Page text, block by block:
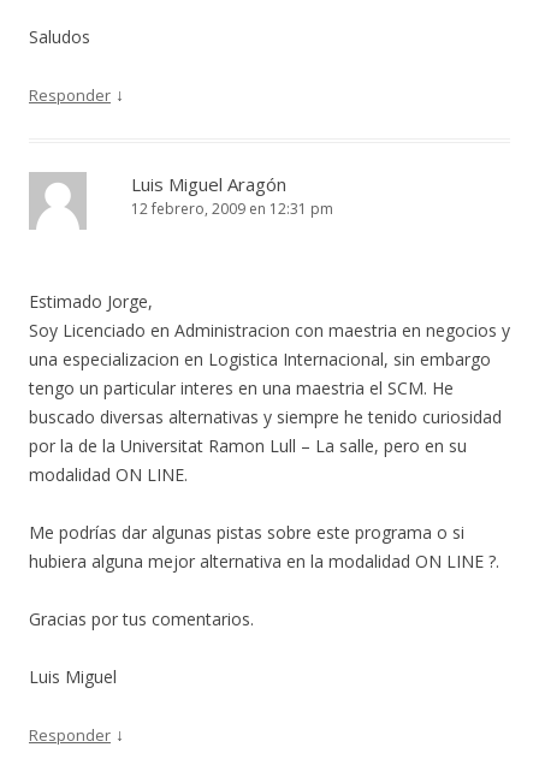
Saludos
Responder ↓
Luis Miguel Aragón
12 febrero, 2009 en 12:31 pm
Estimado Jorge,
Soy Licenciado en Administracion con maestria en negocios y
una especializacion en Logistica Internacional, sin embargo
tengo un particular interes en una maestria el SCM. He
buscado diversas alternativas y siempre he tenido curiosidad
por la de la Universitat Ramon Lull – La salle, pero en su
modalidad ON LINE.
Me podrías dar algunas pistas sobre este programa o si
hubiera alguna mejor alternativa en la modalidad ON LINE ?.
Gracias por tus comentarios.
Luis Miguel
Responder ↓